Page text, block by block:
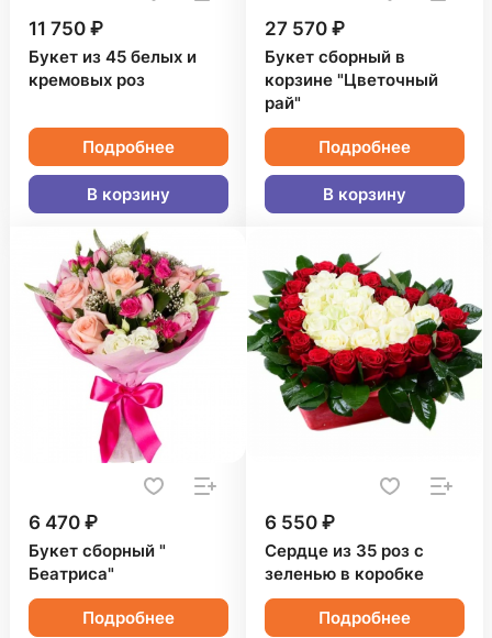
11 750 ₽
Букет из 45 белых и
кремовых роз
Подробнее
В корзину
27 570 ₽
Букет сборный в
корзине "Цветочный
рай"
Подробнее
В корзину
6 470 ₽
Букет сборный "
Беатриса"
Подробнее
6 550 ₽
Сердце из 35 роз с
зеленью в коробке
Подробнее